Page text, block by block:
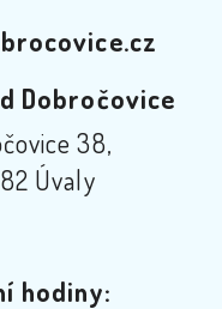
Dobročovice
38,
Úvaly
hodiny: